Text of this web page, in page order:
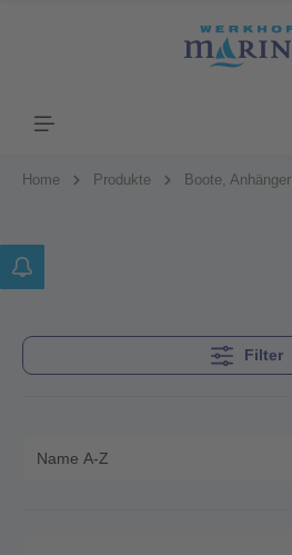
Home Produkte Boote, Anhänger
Filter